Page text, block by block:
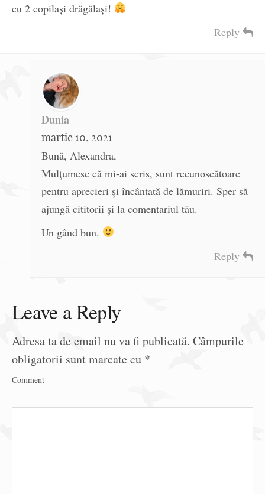
cu 2 copilași drăgălași!
Reply
Dunia
martie 10, 2021
Bună, Alexandra,
Mulțumesc că mi-ai scris, sunt recunoscătoare
pentru aprecieri și încântată de lămuriri. Sper să
ajungă cititorii și la comentariul tău.
Un gând bun.
Reply
Leave a Reply
Adresa ta de email nu va fi publicată. Câmpurile
obligatorii sunt marcate cu *
Comment